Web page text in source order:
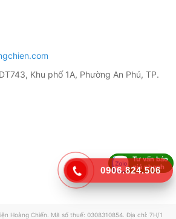
Khu phố 1A, Phường An Phú, TP.
Hoàng Chiến. Mã số thuế: 0308310854. Địa chỉ: 7H/1
Tư vấn báo
giá nhanh
0906.824.506